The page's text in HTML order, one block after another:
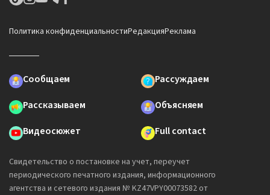
Политика конфиденциальностиРедакцияРеклама
Сообщаем
Рассуждаем
Рассказываем
Объясняем
Видеосюжет
Full contact
Свидетельство о постановке на учет, переучет
периодического печатного издания, информационного
агентства и сетевого издания № KZ47VPY00073582 от